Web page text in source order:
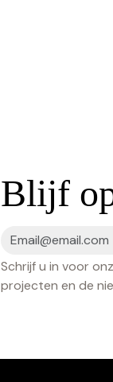
Blijf
Schrijf u in voor
projecten en de